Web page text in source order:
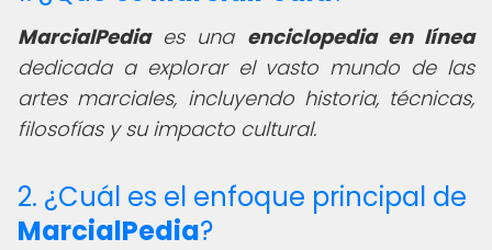
MarcialPediaes una enciclopedia en línea
dedicada a explorar el vasto mundo de las
artes marciales, incluyendo historia, técnicas,
filosofías y su impacto cultural.
2. ¿Cuál es el enfoque principal de
MarcialPedia?